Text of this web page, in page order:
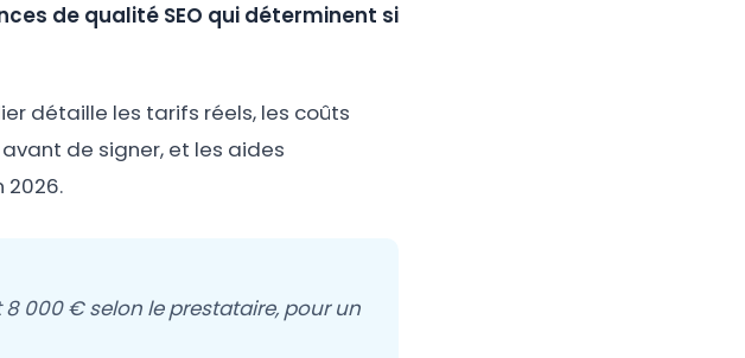
de qualité SEO qui déterminent si
détaille les tarifs réels, les coûts
de signer, et les aides
2026.
000 € selon le prestataire, pour un